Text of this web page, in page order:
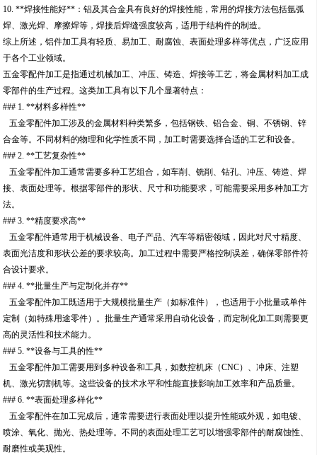
10. **焊接性能好**：铝及其合金具有良好的焊接性能，常用的焊接方法包括氩弧
焊、激光焊、摩擦焊等，焊接后焊缝强度较高，适用于结构件的制造。
综上所述，铝件加工具有轻质、易加工、耐腐蚀、表面处理多样等优点，广泛应用
于各个工业领域。
五金零配件加工是指通过机械加工、冲压、铸造、焊接等工艺，将金属材料加工成
零部件的生产过程。这类加工具有以下几个显著特点：
### 1. **材料多样性**
五金零配件加工涉及的金属材料种类繁多，包括钢铁、铝合金、铜、不锈钢、锌
合金等。不同材料的物理和化学性质不同，加工时需要选择合适的工艺和设备。
### 2. **工艺复杂性**
五金零配件加工通常需要多种工艺组合，如车削、铣削、钻孔、冲压、铸造、焊
接、表面处理等。根据零部件的形状、尺寸和功能要求，可能需要采用多种加工方
法。
### 3. **精度要求高**
五金零配件通常用于机械设备、电子产品、汽车等精密领域，因此对尺寸精度、
表面光洁度和形状公差的要求较高。加工过程中需要严格控制误差，确保零部件符
合设计要求。
### 4. **批量生产与定制化并存**
五金零配件加工既适用于大规模批量生产（如标准件），也适用于小批量或单件
定制（如特殊用途零件）。批量生产通常采用自动化设备，而定制化加工则需要更
高的灵活性和技术能力。
### 5. **设备与工具的性**
五金零配件加工需要用到多种设备和工具，如数控机床（CNC）、冲床、注塑
机、激光切割机等。这些设备的技术水平和性能直接影响加工效率和产品质量。
### 6. **表面处理多样化**
五金零配件在加工完成后，通常需要进行表面处理以提升性能或外观，如电镀、
喷涂、氧化、抛光、热处理等。不同的表面处理工艺可以增强零部件的耐腐蚀性、
耐磨性或美观性。